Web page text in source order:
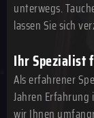
unterwegs.
lassen Sie sich
Ihr Spezialist
Als erfahrener
Jahren Erfahrung
wir Ihnen